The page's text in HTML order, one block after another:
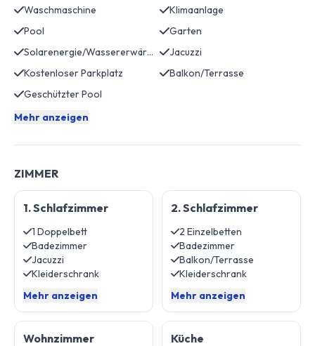
Waschmaschine
Klimaanlage
Pool
Garten
Solarenergie/Wassererwärmung
Jacuzzi
Kostenloser Parkplatz
Balkon/Terrasse
Geschützter Pool
Mehr anzeigen
ZIMMER
1. Schlafzimmer
1 Doppelbett
Badezimmer
Jacuzzi
Kleiderschrank
Mehr anzeigen
2. Schlafzimmer
2 Einzelbetten
Badezimmer
Balkon/Terrasse
Kleiderschrank
Mehr anzeigen
Wohnzimmer Küche